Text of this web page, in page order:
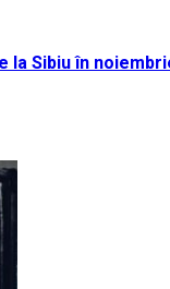
la Sibiu în